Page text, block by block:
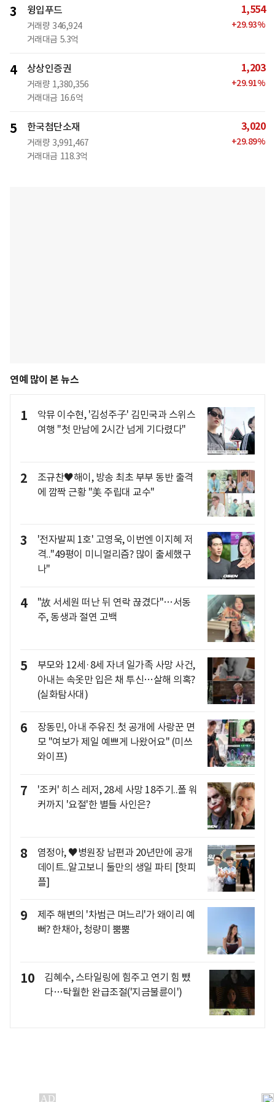
3 윙입푸드
거래량 346,924
거래대금 5.3억
1,554
+29.93%
4 상상인증권
거래량 1,380,356
거래대금 16.6억
1,203
+29.91%
5 한국첨단소재
거래량 3,991,467
거래대금 118.3억
3,020
+29.89%
연예 많이 본 뉴스
1
악뮤 이수현, '김성주子' 김민국과 스위스
여행 "첫 만남에 2시간 넘게 기다렸다"
2
조규찬♥해이, 방송 최초 부부 동반 출격
에 깜짝 근황 "美 주립대 교수"
3
'전자발찌 1호' 고영욱, 이번엔 이지혜 저
격.."49평이 미니멀리즘? 많이 출세했구
나"
4
"故 서세원 떠난 뒤 연락 끊겼다"…서동
주, 동생과 절연 고백
5
부모와 12세·8세 자녀 일가족 사망 사건,
아내는 속옷만 입은 채 투신…살해 의혹?
(실화탐사대)
6
장동민, 아내 주유진 첫 공개에 사랑꾼 면
모 "여보가 제일 예쁘게 나왔어요" (미쓰
와이프)
7
'조커' 히스 레저, 28세 사망 18주기..폴 워
커까지 '요절'한 별들 사인은?
8
염정아, ♥병원장 남편과 20년만에 공개
데이트..알고보니 둘만의 생일 파티 [핫피
플]
9
제주 해변의 '차범근 며느리'가 왜이리 예
뻐? 한채아, 청량미 뿜뿜
10
김혜수, 스타일링에 힘주고 연기 힘 뺐
다…탁월한 완급조절('지금불륜이')